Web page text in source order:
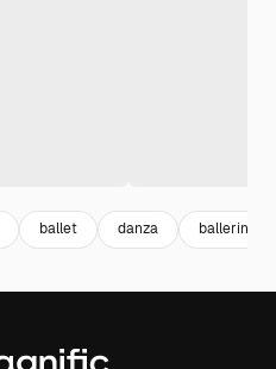
ballet danza ballerina